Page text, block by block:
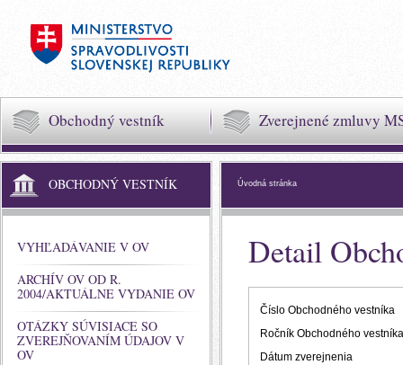
Obchodný vestník Zverejnené zmluvy
OBCHODNÝ VESTNÍK
VYHĽADÁVANIE V OV
ARCHÍV OV OD R.
2004/AKTUÁLNE VYDANIE OV
OTÁZKY SÚVISIACE SO
ZVEREJŇOVANÍM ÚDAJOV V
OV
Úvodná stránka
Detail
Číslo Obchodného vestníka
Ročník Obchodného vestníka
Dátum zverejnenia